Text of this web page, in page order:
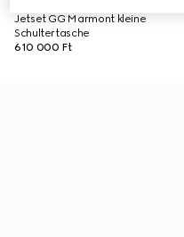
Jetset GG Marmont kleine
Schultertasche
610 000 Ft